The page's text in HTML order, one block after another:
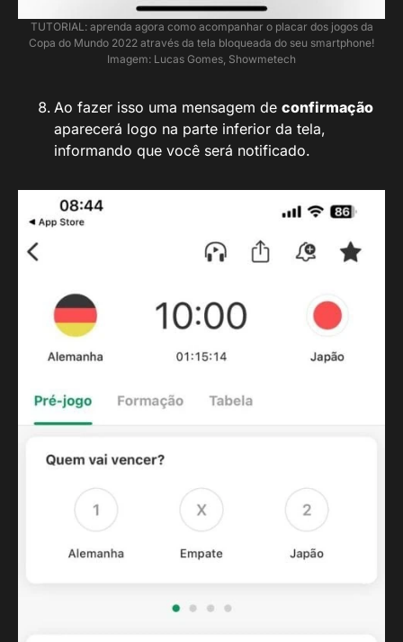
TUTORIAL: aprenda agora como acompanhar o placar dos jogos da
Copa do Mundo 2022 através da tela bloqueada do seu smartphone!
Imagem: Lucas Gomes, Showmetech
Ao fazer isso uma mensagem de confirmação
aparecerá logo na parte inferior da tela,
informando que você será notificado.